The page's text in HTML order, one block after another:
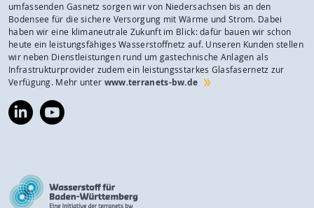
umfassenden Gasnetz sorgen wir von Niedersachsen bis an den
Bodensee für die sichere Versorgung mit Wärme und Strom. Dabei
haben wir eine klimaneutrale Zukunft im Blick: dafür bauen wir schon
heute ein leistungsfähiges Wasserstoffnetz auf. Unseren Kunden stellen
wir neben Dienstleistungen rund um gastechnische Anlagen als
Infrastrukturprovider zudem ein leistungsstarkes Glasfasernetz zur
Verfügung. Mehr unter www.terranets-bw.de
https://www.linkedin.com/company/terranets-
bw-
https://www.youtube.com/@terranetsbw